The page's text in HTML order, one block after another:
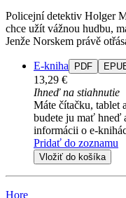
Policejní detektiv Holger
chce užít vážnou hudbu,
Jenže Norskem právě
E-kniha PDF
13,29 €
Ihneď na stiahnutie
Máte čítačku, tablet
budete ju mať hneď
informácii o e-
Pridať do zoznamu
Vložiť do košíka
Hore